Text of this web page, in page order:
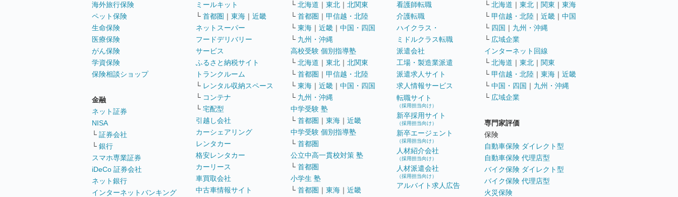
海外旅行保険
ペット保険
生命保険
医療保険
がん保険
学資保険
保険相談ショップ
金融
ネット証券
NISA
└ 証券会社
└ 銀行
スマホ専業証券
iDeCo 証券会社
ネット銀行
インターネットバンキング
ミールキット
└ 首都圏 ｜ 東海 ｜ 近畿
ネットスーパー
フードデリバリー
サービス
ふるさと納税サイト
トランクルーム
└ レンタル収納スペース
└ コンテナ
└ 宅配型
引越し会社
カーシェアリング
レンタカー
格安レンタカー
カーリース
車買取会社
中古車情報サイト
└ 北海道 ｜ 東北 ｜ 北関東
└ 首都圏 ｜ 甲信越・北陸
└ 東海 ｜ 近畿 ｜ 中国・四国
└ 九州・沖縄
高校受験 個別指導塾
└ 北海道 ｜ 東北 ｜ 北関東
└ 首都圏 ｜ 甲信越・北陸
└ 東海 ｜ 近畿 ｜ 中国・四国
└ 九州・沖縄
中学受験 塾
└ 首都圏 ｜ 東海 ｜ 近畿
中学受験 個別指導塾
└ 首都圏
公立中高一貫校対策 塾
└ 首都圏
小学生 塾
└ 首都圏 ｜ 東海 ｜ 近畿
看護師転職
介護転職
ハイクラス・
ミドルクラス転職
派遣会社
工場・製造業派遣
派遣求人サイト
求人情報サービス
転職サイト
（採用担当向け）
新卒採用サイト
（採用担当向け）
新卒エージェント
（採用担当向け）
人材紹介会社
（採用担当向け）
人材派遣会社
（採用担当向け）
アルバイト求人広告
└ 北海道 ｜ 東北 ｜ 関東 ｜ 東海
└ 甲信越・北陸 ｜ 近畿 ｜ 中国
└ 四国 ｜ 九州・沖縄
└ 広域企業
インターネット回線
└ 北海道 ｜ 東北 ｜ 関東
└ 甲信越・北陸 ｜ 東海 ｜ 近畿
└ 中国・四国 ｜ 九州・沖縄
└ 広域企業
専門家評価
保険
自動車保険 ダイレクト型
自動車保険 代理店型
バイク保険 ダイレクト型
バイク保険 代理店型
火災保険